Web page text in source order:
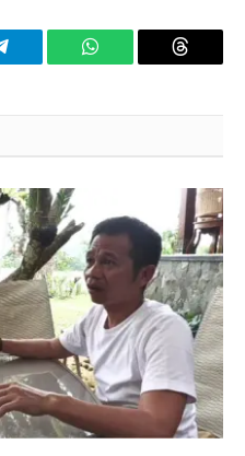
WhatsApp Threads